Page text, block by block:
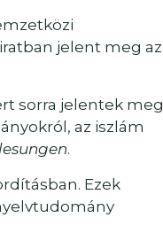
jelent meg az
sorra jelentek meg
az iszlám
.
Ezek